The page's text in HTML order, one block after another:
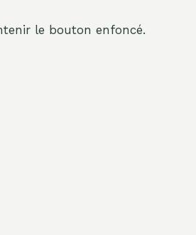
le bouton enfoncé.